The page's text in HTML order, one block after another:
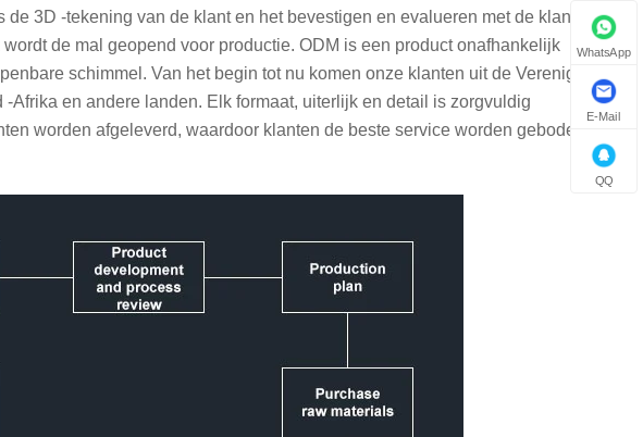
3D -tekening van de klant en het bevestigen en evalueren met de klant. Deze
de mal geopend voor productie. ODM is een product onafhankelijk
schimmel. Van het begin tot nu komen onze klanten uit de Verenigde
Afrika en andere landen. Elk formaat, uiterlijk en detail is zorgvuldig
worden afgeleverd, waardoor klanten de beste service worden geboden.
WhatsApp
E-Mail
QQ